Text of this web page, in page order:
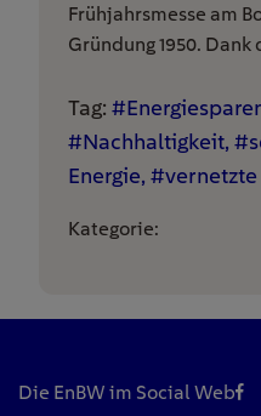
Frühjahrsmesse am
Gründung 1950.
Tag:
#Nachhaltigkeit,
Energie,
Kategorie:
Die EnBW im Social Web